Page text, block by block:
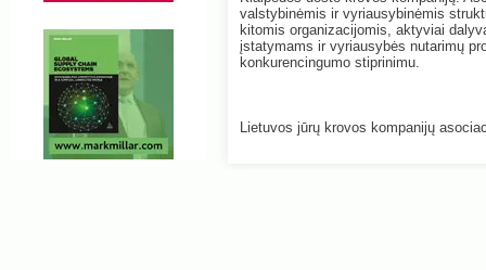
valstybinėmis ir vyriausybinėmis
kitomis organizacijomis, aktyviai
įstatymams ir vyriausybės nutarimų
konkurencingumo stiprinimu.
Lietuvos jūrų krovos kompanijų